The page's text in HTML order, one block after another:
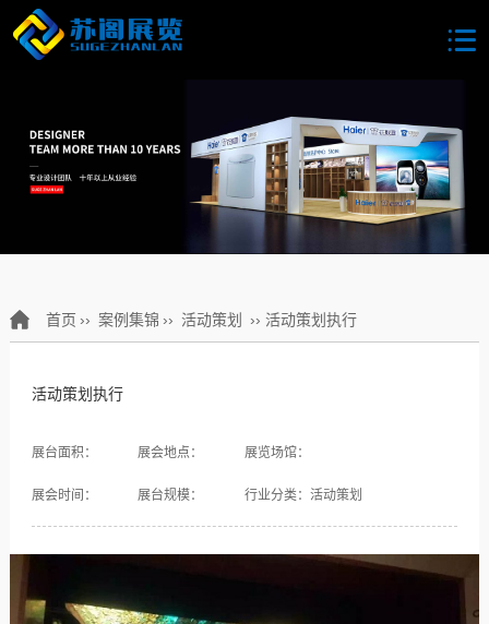
首页 ›› 案例集锦 ›› 活动策划 ›› 活动策划执行
活动策划执行
展台面积： 展会地点： 展览场馆：
展会时间： 展台规模： 行业分类：活动策划